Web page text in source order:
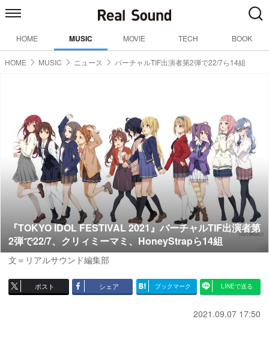
HOME MUSIC MOVIE TECH BOOK
HOME MUSIC ニュース バーチャルTIF出演者第2弾で22/7ら14組
『TOKYO IDOL FESTIVAL 2021』バーチャルTIF出演者第
2弾で22/7、クリィミーマミ、HoneyStrapら14組
文＝リアルサウンド編集部
ポスト シェア ブックマーク LINEで送る
2021.09.07 17:50